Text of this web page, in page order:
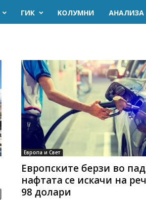
ГИК KОЛУМНИ AНАЛИЗА
Европа и Свет
Европските берзи во
нафтата се искачи на
98 долари